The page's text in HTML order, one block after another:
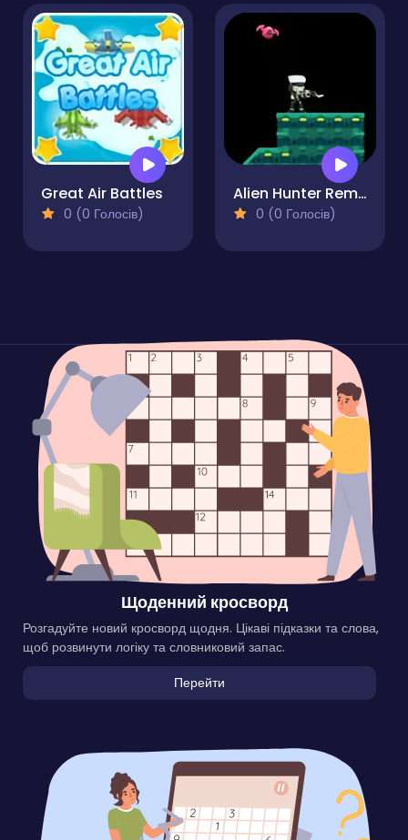
Great Air Battles
0 (0 Голосів)
Alien Hunter Remastered
0 (0 Голосів)
Щоденний кросворд
Розгадуйте новий кросворд щодня. Цікаві підказки та слова,
щоб розвинути логіку та словниковий запас.
Перейти